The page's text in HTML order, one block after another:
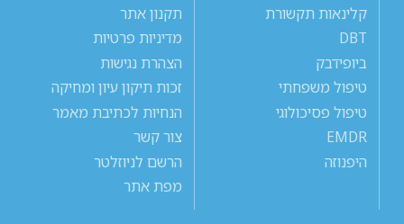
קלינאות תקשורת
DBT
ביופידבק
טיפול משפחתי
טיפול פסיכולוגי
EMDR
היפנוזה
תקנון אתר
מדיניות פרטיות
הצהרת נגישות
זכות תיקון עיון ומחיקה
הנחיות לכתיבת מאמר
צור קשר
הרשם לניוזלטר
מפת אתר